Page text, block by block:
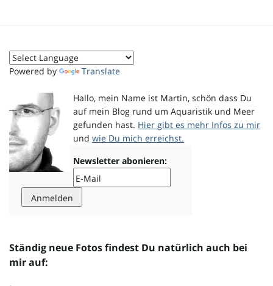
Powered by Translate
Hallo, mein Name ist Martin, schön dass Du
auf mein Blog rund um Aquaristik und Meer
gefunden hast. Hier gibt es mehr Infos zu mir
und wie Du mich erreichst.
Newsletter abonieren:
Ständig neue Fotos findest Du natürlich auch bei
mir auf: